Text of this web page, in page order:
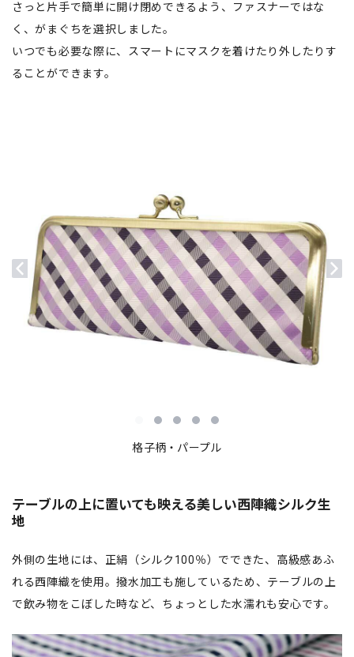
さっと片手で簡単に開け閉めできるよう、ファスナーではな
く、がまぐちを選択しました。
いつでも必要な際に、スマートにマスクを着けたり外したりす
ることができます。
格子柄・パープル
テーブルの上に置いても映える美しい西陣織シルク生
地
外側の生地には、正絹（シルク100％）でできた、高級感あふ
れる西陣織を使用。撥水加工も施しているため、テーブルの上
で飲み物をこぼした時など、ちょっとした水濡れも安心です。